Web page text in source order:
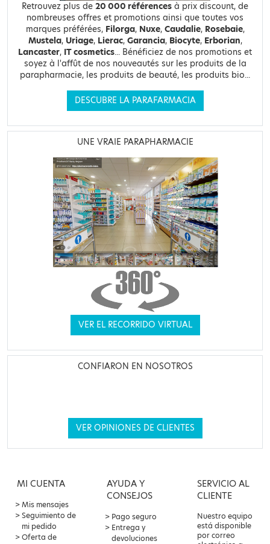
Retrouvez plus de 20 000 références à prix discount, de
nombreuses offres et promotions ainsi que toutes vos
marques préférées, Filorga, Nuxe, Caudalie, Rosebaie,
Mustela, Uriage, Lierac, Garancia, Biocyte, Erborian,
Lancaster, IT cosmetics... Bénéficiez de nos promotions et
soyez à l'affût de nos nouveautés sur les produits de la
parapharmacie, les produits de beauté, les produits bio...
DESCUBRE LA PARAFARMACIA
UNE VRAIE PARAPHARMACIE
VER EL RECORRIDO VIRTUAL
CONFIARON EN NOSOTROS
VER OPINIONES DE CLIENTES
MI CUENTA
Mis mensajes
Seguimiento de
mi pedido
Oferta de
AYUDA Y
CONSEJOS
Pago seguro
Entrega y
devoluciones
SERVICIO AL
CLIENTE
Nuestro equipo
está disponible
por correo